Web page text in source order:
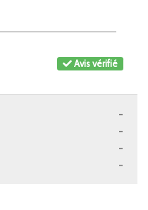
Avis vérifié
-
-
-
-